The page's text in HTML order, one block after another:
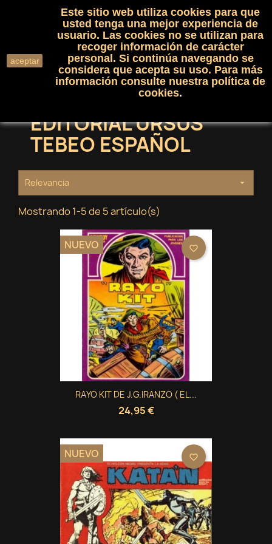
shopping_cart(0)

search
EDITORIAL URSUS
TEBEO ESPAÑOL
Relevancia 
Mostrando 1-5 de 5 artículo(s)
RAYO KIT DE J.G.IRANZO ( EL...
24,95 €
NUEVO favorite_border
NUEVO favorite_border
aceptar
Este sitio web utiliza cookies para que
usted tenga una mejor experiencia de
usuario. Las cookies no se utilizan para
recoger información de carácter
personal. Si continúa navegando se
considera que acepta su uso. Para más
información consulte nuestra política de
cookies.